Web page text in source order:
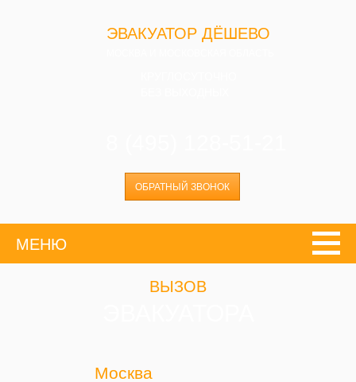
ЭВАКУАТОР ДЁШЕВО
ОБРАТНЫЙ ЗВОНОК
МЕНЮ
ВЫЗОВ
Москва